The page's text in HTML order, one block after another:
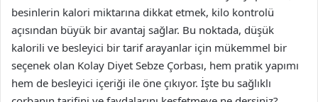
besinlerin kalori miktarına dikkat etmek, kilo kontrolü
açısından büyük bir avantaj sağlar. Bu noktada, düşük
kalorili ve besleyici bir tarif arayanlar için mükemmel bir
seçenek olan Kolay Diyet Sebze Çorbası, hem pratik yapımı
hem de besleyici içeriği ile öne çıkıyor. İşte bu sağlıklı